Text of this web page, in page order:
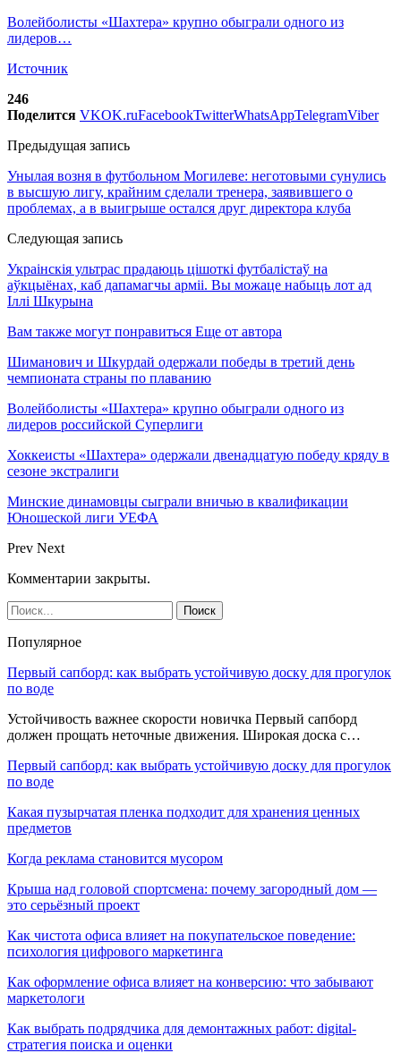
Волейболисты «Шахтера» крупно обыграли одного из
лидеров…
Источник
246
Поделится VKOK.ruFacebookTwitterWhatsAppTelegramViber
Предыдущая запись
Унылая возня в футбольном Могилеве: неготовыми сунулись
в высшую лигу, крайним сделали тренера, заявившего о
проблемах, а в выигрыше остался друг директора клуба
Следующая запись
Украінскія ультрас прадаюць цішоткі футбалістаў на
аўкцыёнах, каб дапамагчы арміі. Вы можаце набыць лот ад
Іллі Шкурына
Вам также могут понравиться Еще от автора
Шиманович и Шкурдай одержали победы в третий день
чемпионата страны по плаванию
Волейболисты «Шахтера» крупно обыграли одного из
лидеров российской Суперлиги
Хоккеисты «Шахтера» одержали двенадцатую победу кряду в
сезоне экстралиги
Минские динамовцы сыграли вничью в квалификации
Юношеской лиги УЕФА
Prev Next
Комментарии закрыты.
Популярное
Первый сапборд: как выбрать устойчивую доску для прогулок
по воде
Устойчивость важнее скорости новичка Первый сапборд
должен прощать неточные движения. Широкая доска с…
Первый сапборд: как выбрать устойчивую доску для прогулок
по воде
Какая пузырчатая пленка подходит для хранения ценных
предметов
Когда реклама становится мусором
Крыша над головой спортсмена: почему загородный дом —
это серьёзный проект
Как чистота офиса влияет на покупательское поведение:
психология цифрового маркетинга
Как оформление офиса влияет на конверсию: что забывают
маркетологи
Как выбрать подрядчика для демонтажных работ: digital-
стратегия поиска и оценки